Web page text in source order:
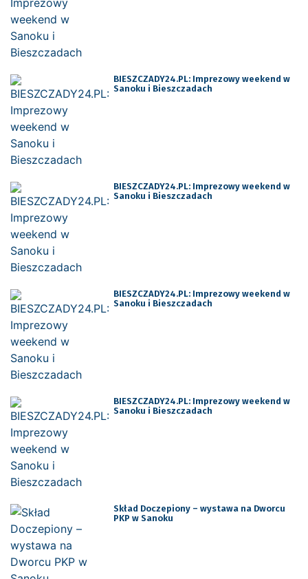
BIESZCZADY24.PL: Imprezowy weekend w
Sanoku i Bieszczadach
BIESZCZADY24.PL: Imprezowy weekend w
Sanoku i Bieszczadach
BIESZCZADY24.PL: Imprezowy weekend w
Sanoku i Bieszczadach
BIESZCZADY24.PL: Imprezowy weekend w
Sanoku i Bieszczadach
Skład Doczepiony – wystawa na Dworcu
PKP w Sanoku